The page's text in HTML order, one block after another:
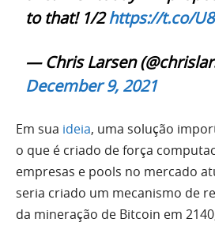
to that! 1/2https://t.co/
— Chris Larsen
December 9, 2021
Em sua ideia, uma solução
o que é criado de força
empresas e pools no mercado
seria criado um mecanismo de
da mineração de Bitcoin em